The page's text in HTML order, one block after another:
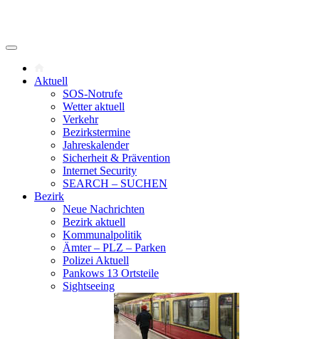
Aktuell
SOS-Notrufe
Wetter aktuell
Verkehr
Bezirkstermine
Jahreskalender
Sicherheit & Prävention
Internet Security
SEARCH – SUCHEN
Bezirk
Neue Nachrichten
Bezirk aktuell
Kommunalpolitik
Ämter – PLZ – Parken
Polizei Aktuell
Pankows 13 Ortsteile
Sightseeing